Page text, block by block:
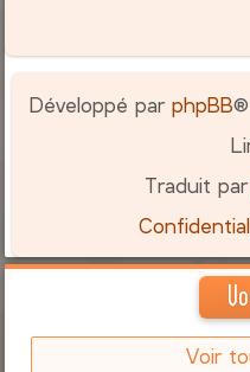
Développé parphpBB
Traduit
Voir